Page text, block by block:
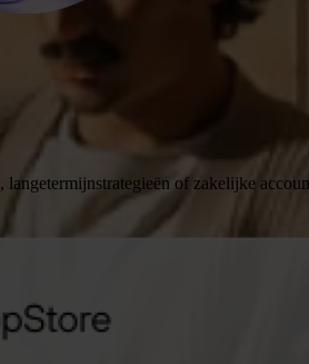
langetermijnstrategieën of zakelijke